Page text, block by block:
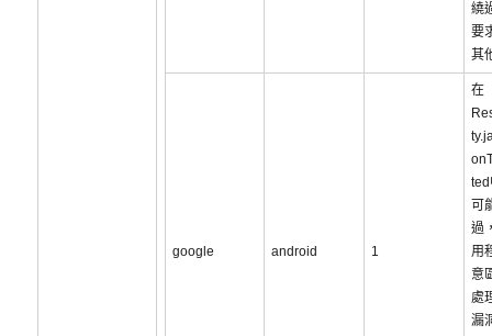
繞
要
其
google android 1
在
ted
可
過
用
意
處
漏